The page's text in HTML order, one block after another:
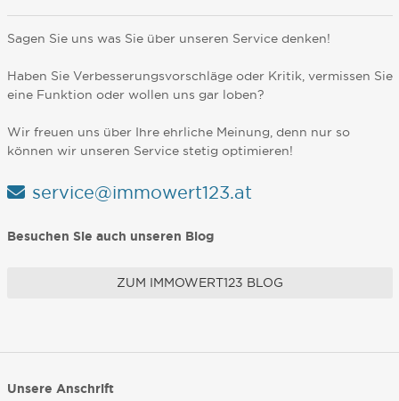
Sagen Sie uns was Sie über unseren Service denken!
Haben Sie Verbesserungsvorschläge oder Kritik, vermissen Sie
eine Funktion oder wollen uns gar loben?
Wir freuen uns über Ihre ehrliche Meinung, denn nur so
können wir unseren Service stetig optimieren!
service@immowert123.at
Besuchen Sie auch unseren Blog
ZUM IMMOWERT123 BLOG
Unsere Anschrift